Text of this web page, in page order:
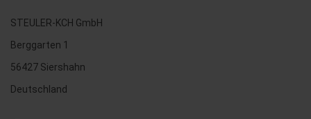
STEULER-KCH GmbH
Berggarten 1
56427 Siershahn
Deutschland